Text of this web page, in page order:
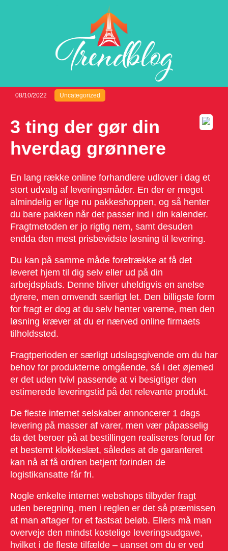
08/10/2022 Uncategorized
3 ting der gør din
hverdag grønnere
En lang række online forhandlere udlover i dag et
stort udvalg af leveringsmåder. En der er meget
almindelig er lige nu pakkeshoppen, og så henter
du bare pakken når det passer ind i din kalender.
Fragtmetoden er jo rigtig nem, samt desuden
endda den mest prisbevidste løsning til levering.
Du kan på samme måde foretrække at få det
leveret hjem til dig selv eller ud på din
arbejdsplads. Denne bliver uheldigvis en anelse
dyrere, men omvendt særligt let. Den billigste form
for fragt er dog at du selv henter varerne, men den
løsning kræver at du er nærved online firmaets
tilholdssted.
Fragtperioden er særligt udslagsgivende om du har
behov for produkterne omgående, så i det øjemed
er det uden tvivl passende at vi besigtiger den
estimerede leveringstid på det relevante produkt.
De fleste internet selskaber annoncerer 1 dags
levering på masser af varer, men vær påpasselig
da det beroer på at bestillingen realiseres forud for
et bestemt klokkeslæt, således at de garanteret
kan nå at få ordren betjent forinden de
logistikansatte får fri.
Nogle enkelte internet webshops tilbyder fragt
uden beregning, men i reglen er det så præmissen
at man aftager for et fastsat beløb. Ellers må man
overveje den mindst kostelige leveringsudgave,
hvilket i de fleste tilfælde – uanset om du er ved